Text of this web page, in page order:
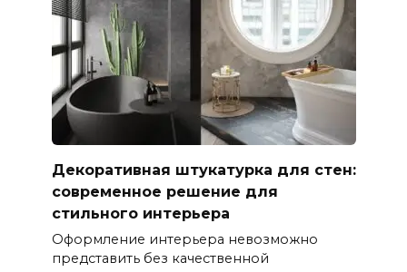
Декоративная штукатурка для стен:
современное решение для
стильного интерьера
Оформление интерьера невозможно
представить без качественной